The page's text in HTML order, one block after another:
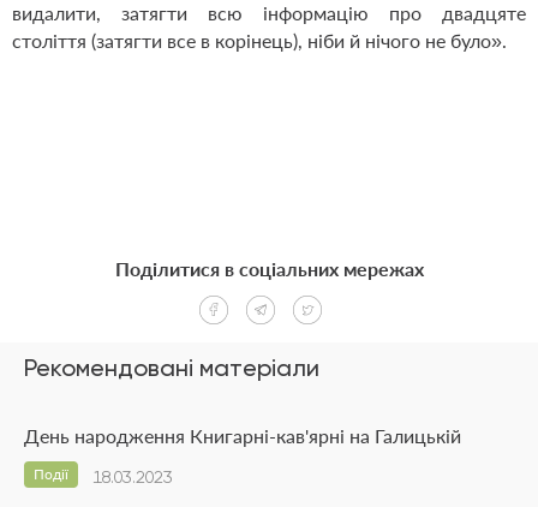
видалити, затягти всю інформацію про двадцяте
століття (затягти все в корінець), ніби й нічого не було».
Рекомендовані матеріали
День народження Книгарні-кав'ярні на Галицькій
18.03.2023
Події
Поділитися в соціальних мережах